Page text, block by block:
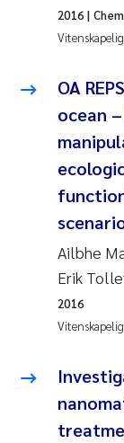
2016 |
OA
ocean
Ailbhe
Erik
2016